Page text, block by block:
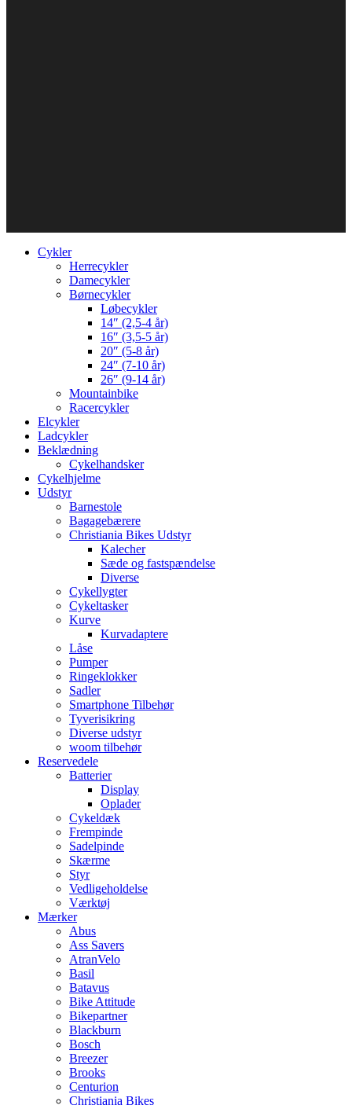
Cykler
Herrecykler
Damecykler
Børnecykler
Løbecykler
14″ (2,5-4 år)
16″ (3,5-5 år)
20″ (5-8 år)
24″ (7-10 år)
26″ (9-14 år)
Mountainbike
Racercykler
Elcykler
Ladcykler
Beklædning
Cykelhandsker
Cykelhjelme
Udstyr
Barnestole
Bagagebærere
Christiania Bikes Udstyr
Kalecher
Sæde og fastspændelse
Diverse
Cykellygter
Cykeltasker
Kurve
Kurvadaptere
Låse
Pumper
Ringeklokker
Sadler
Smartphone Tilbehør
Tyverisikring
Diverse udstyr
woom tilbehør
Reservedele
Batterier
Display
Oplader
Cykeldæk
Frempinde
Sadelpinde
Skærme
Styr
Vedligeholdelse
Værktøj
Mærker
Abus
Ass Savers
AtranVelo
Basil
Batavus
Bike Attitude
Bikepartner
Blackburn
Bosch
Breezer
Brooks
Centurion
Christiania Bikes